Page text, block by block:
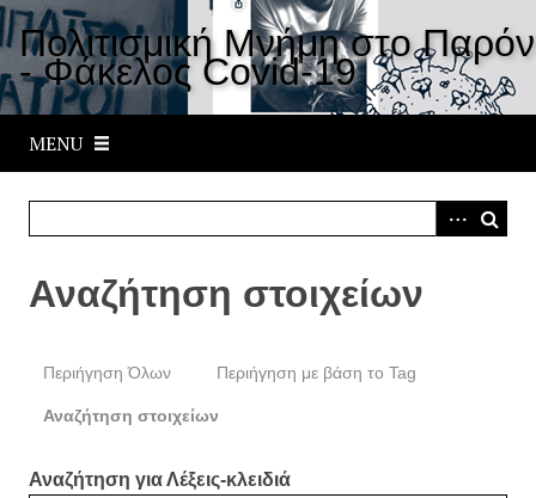
S
k
i
p
Πολιτισμική Μνήμη στο Παρόν
- Φάκελος Covid-19
MENU
Αναζήτηση στοιχείων
Περιήγηση Όλων Περιήγηση με βάση το Tag
Αναζήτηση στοιχείων
Αναζήτηση για Λέξεις-κλειδιά